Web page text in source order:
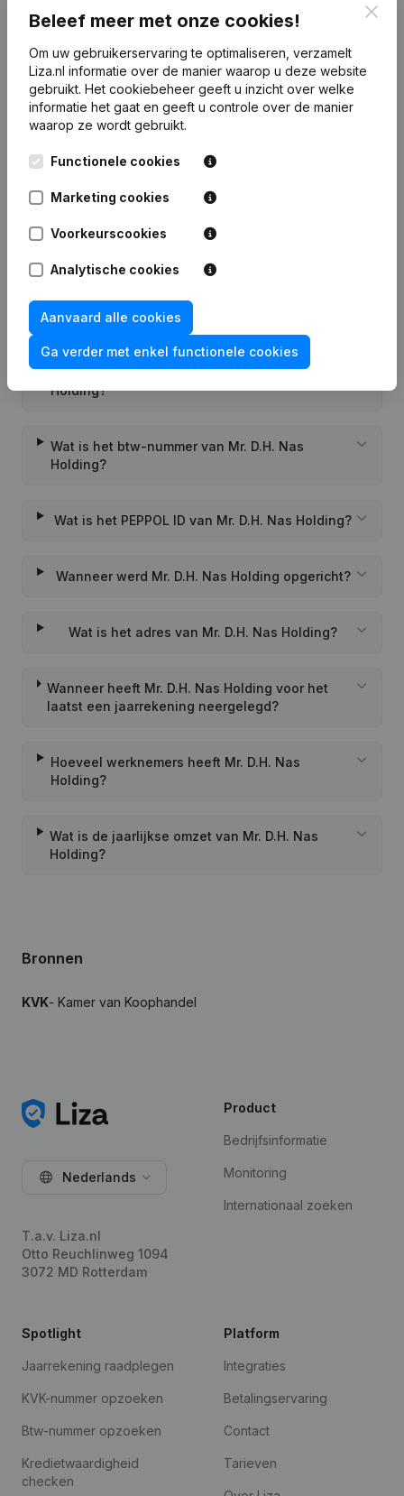
Holding
2024 2023 2022
Eigen
vermogen
€1.652.492 €1.338.898
Veelgestelde vragen
Wat is het KVK-nummer van Mr. D.H. Nas
Holding?
Wat is het btw-nummer van Mr. D.H. Nas
Holding?
Wat is het PEPPOL ID van Mr. D.H. Nas Holding?
Wanneer werd Mr. D.H. Nas Holding opgericht?
Wat is het adres van Mr. D.H. Nas Holding?
Wanneer heeft Mr. D.H. Nas Holding voor het
laatst een jaarrekening neergelegd?
Hoeveel werknemers heeft Mr. D.H. Nas
Holding?
Wat is de jaarlijkse omzet van Mr. D.H. Nas
Holding?
Bronnen
KVK- Kamer van Koophandel
Beleef meer met onze cookies!
Om uw gebruikerservaring te optimaliseren, verzamelt
Liza.nl informatie over de manier waarop u deze website
gebruikt. Het cookiebeheer geeft u inzicht over welke
informatie het gaat en geeft u controle over de manier
waarop ze wordt gebruikt.
Functionele cookies
Marketing cookies
Voorkeurscookies
Analytische cookies
Aanvaard alle cookies
Ga verder met enkel functionele cookies
Nederlands
T.a.v. Liza.nl
Otto Reuchlinweg 1094
3072 MD Rotterdam
Product
Bedrijfsinformatie
Monitoring
Internationaal zoeken
Spotlight
Jaarrekening raadplegen
KVK-nummer opzoeken
Btw-nummer opzoeken
Kredietwaardigheid
checken
Platform
Integraties
Betalingservaring
Contact
Tarieven